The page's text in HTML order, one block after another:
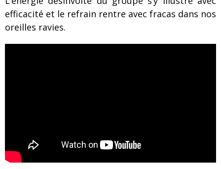
efficacité et le refrain rentre avec fracas dans nos
oreilles ravies.